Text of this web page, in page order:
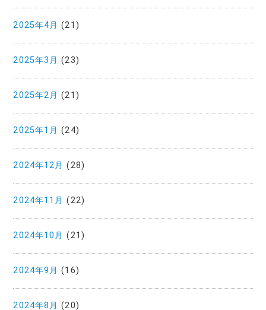
2025年4月 (21)
2025年3月 (23)
2025年2月 (21)
2025年1月 (24)
2024年12月 (28)
2024年11月 (22)
2024年10月 (21)
2024年9月 (16)
2024年8月 (20)